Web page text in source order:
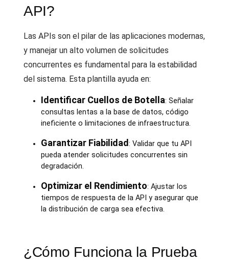
API?
Las APIs son el pilar de las aplicaciones modernas,
y manejar un alto volumen de solicitudes
concurrentes es fundamental para la estabilidad
del sistema. Esta plantilla ayuda en:
Identificar Cuellos de Botella: Señalar
consultas lentas a la base de datos, código
ineficiente o limitaciones de infraestructura.
Garantizar Fiabilidad : Validar que tu API
pueda atender solicitudes concurrentes sin
degradación.
Optimizar el Rendimiento: Ajustar los
tiempos de respuesta de la API y asegurar que
la distribución de carga sea efectiva.
¿Cómo Funciona la Prueba